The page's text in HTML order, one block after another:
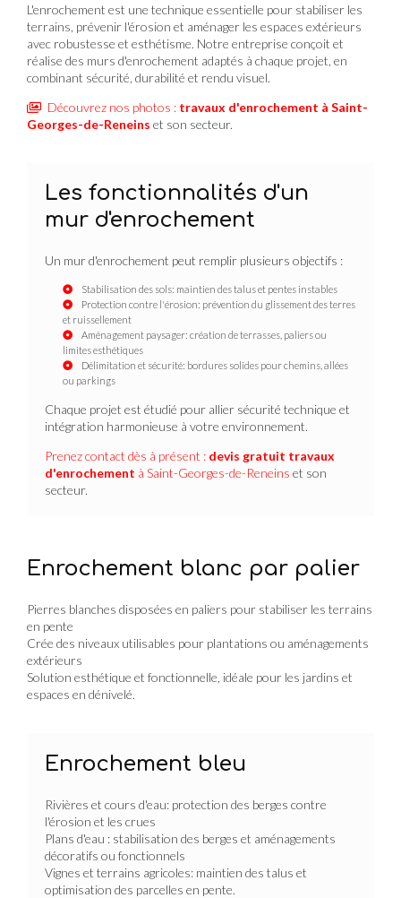
L'enrochement est une technique essentielle pour stabiliser les
terrains, prévenir l'érosion et aménager les espaces extérieurs
avec robustesse et esthétisme. Notre entreprise conçoit et
réalise des murs d'enrochement adaptés à chaque projet, en
combinant sécurité, durabilité et rendu visuel.
Découvrez nos photos : travaux d'enrochement à Saint-
Georges-de-Reneins et son secteur.
Les fonctionnalités d'un
mur d'enrochement
Un mur d'enrochement peut remplir plusieurs objectifs :
Stabilisation des sols: maintien des talus et pentes instables
Protection contre l'érosion: prévention du glissement des terres
et ruissellement
Aménagement paysager: création de terrasses, paliers ou
limites esthétiques
Délimitation et sécurité: bordures solides pour chemins, allées
ou parkings
Chaque projet est étudié pour allier sécurité technique et
intégration harmonieuse à votre environnement.
Prenez contact dès à présent : devis gratuit travaux
d'enrochement à Saint-Georges-de-Reneins et son
secteur.
Enrochement blanc par palier
Pierres blanches disposées en paliers pour stabiliser les terrains
en pente
Crée des niveaux utilisables pour plantations ou aménagements
extérieurs
Solution esthétique et fonctionnelle, idéale pour les jardins et
espaces en dénivelé.
Enrochement bleu
Rivières et cours d'eau: protection des berges contre
l'érosion et les crues
Plans d'eau : stabilisation des berges et aménagements
décoratifs ou fonctionnels
Vignes et terrains agricoles: maintien des talus et
optimisation des parcelles en pente.